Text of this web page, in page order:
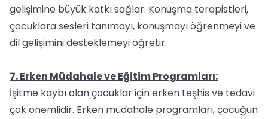
gelişimine büyük katkı sağlar. Konuşma terapistleri,
çocuklara sesleri tanımayı, konuşmayı öğrenmeyi ve
dil gelişimini desteklemeyi öğretir.
7. Erken Müdahale ve Eğitim Programları:
İşitme kaybı olan çocuklar için erken teşhis ve tedavi
çok önemlidir. Erken müdahale programları, çocuğun